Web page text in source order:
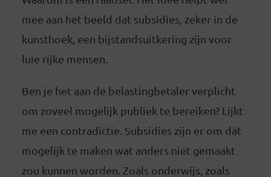
mee aan het beeld dat subsidies, zeker in de
kunsthoek, een bijstandsuitkering zijn voor
luie rijke mensen.
Ben je het aan de belastingbetaler verplicht
om zoveel mogelijk publiek te bereiken? Lijkt
me een contradictie. Subsidies zijn er om dát
mogelijk te maken wat anders niet gemaakt
zou kunnen worden. Zoals onderwijs, zoals